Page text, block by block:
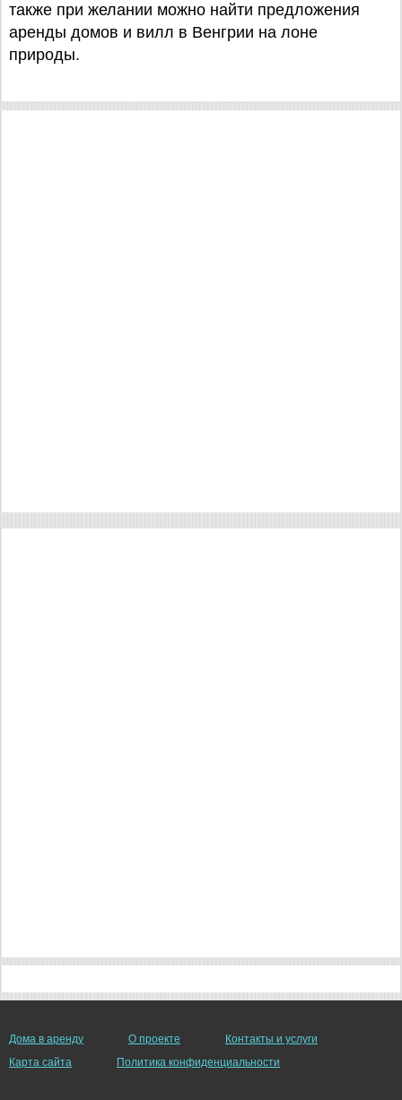
также при желании можно найти предложения
аренды домов и вилл в Венгрии на лоне
природы.
Дома в аренду О проекте
Контакты и услуги
Карта сайта
Политика конфиденциальности